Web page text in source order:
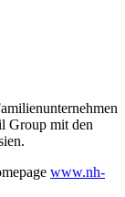
Group mit den
www.nh-